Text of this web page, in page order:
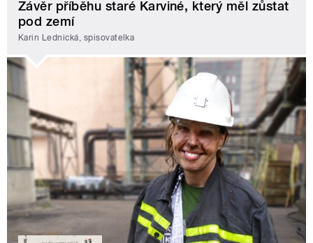
Závěr příběhu staré Karviné, který měl zůstat
pod zemí
Karin Lednická, spisovatelka